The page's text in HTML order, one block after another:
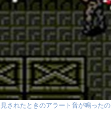
されたときのアラート音が鳴ったの